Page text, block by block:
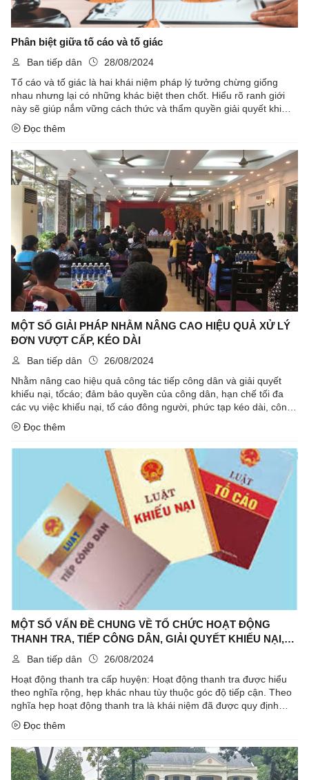
Phân biệt giữa tố cáo và tố giác
Ban tiếp dân
28/08/2024
Tố cáo và tố giác là hai khái niệm pháp lý tưởng chừng giống
nhau nhưng lại có những khác biệt then chốt. Hiểu rõ ranh giới
này sẽ giúp nắm vững cách thức và thẩm quyền giải quyết khi
gặp phải hành vi vi phạm pháp luật.
Đọc thêm
MỘT SỐ GIẢI PHÁP NHẰM NÂNG CAO HIỆU QUẢ XỬ LÝ
ĐƠN VƯỢT CẤP, KÉO DÀI
Ban tiếp dân
26/08/2024
Nhằm nâng cao hiệu quả công tác tiếp công dân và giải quyết
khiếu nại, tốcáo; đảm bảo quyền của công dân, hạn chế tối đa
các vụ việc khiếu nại, tố cáo đông người, phức tạp kéo dài, công
dân tập trung tới các cơ quan Trung ương tại Hà Nội, trong ...
Đọc thêm
MỘT SỐ VẤN ĐỀ CHUNG VỀ TỔ CHỨC HOẠT ĐỘNG
THANH TRA, TIẾP CÔNG DÂN, GIẢI QUYẾT KHIẾU NẠI,
TỐ CÁO Ở CẤP HUYỆN
Ban tiếp dân
26/08/2024
Hoạt động thanh tra cấp huyện: Hoạt động thanh tra được hiểu
theo nghĩa rộng, hẹp khác nhau tùy thuộc góc độ tiếp cận. Theo
nghĩa hẹp hoạt động thanh tra là khái niệm đã được quy định
trong Luật Thanh tra năm 2010 là: xem xét, đánh giá, xử lý theo
...
Đọc thêm